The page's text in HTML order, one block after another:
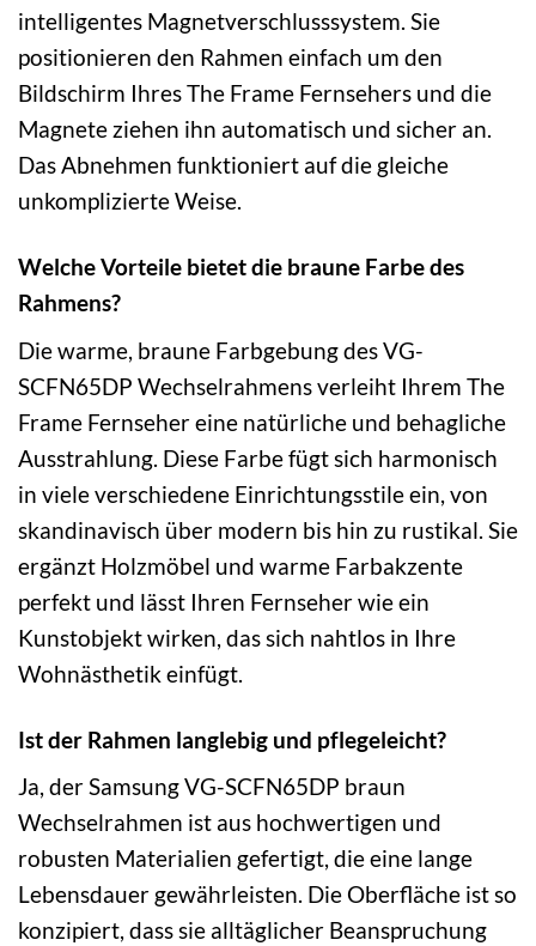
intelligentes Magnetverschlusssystem. Sie
positionieren den Rahmen einfach um den
Bildschirm Ihres The Frame Fernsehers und die
Magnete ziehen ihn automatisch und sicher an.
Das Abnehmen funktioniert auf die gleiche
unkomplizierte Weise.
Welche Vorteile bietet die braune Farbe des
Rahmens?
Die warme, braune Farbgebung des VG-
SCFN65DP Wechselrahmens verleiht Ihrem The
Frame Fernseher eine natürliche und behagliche
Ausstrahlung. Diese Farbe fügt sich harmonisch
in viele verschiedene Einrichtungsstile ein, von
skandinavisch über modern bis hin zu rustikal. Sie
ergänzt Holzmöbel und warme Farbakzente
perfekt und lässt Ihren Fernseher wie ein
Kunstobjekt wirken, das sich nahtlos in Ihre
Wohnästhetik einfügt.
Ist der Rahmen langlebig und pflegeleicht?
Ja, der Samsung VG-SCFN65DP braun
Wechselrahmen ist aus hochwertigen und
robusten Materialien gefertigt, die eine lange
Lebensdauer gewährleisten. Die Oberfläche ist so
konzipiert, dass sie alltäglicher Beanspruchung